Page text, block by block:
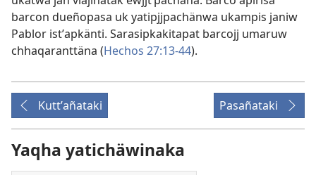
barcon dueñopasa uk yatipjjpachänwa ukampis janiw
Pablor istʼapkänti. Sarasipkakitapat barcojj umaruw
chhaqaranttäna (Hechos 27:13-44).
Kuttʼañataki Pasañataki
Yaqha yatichäwinaka